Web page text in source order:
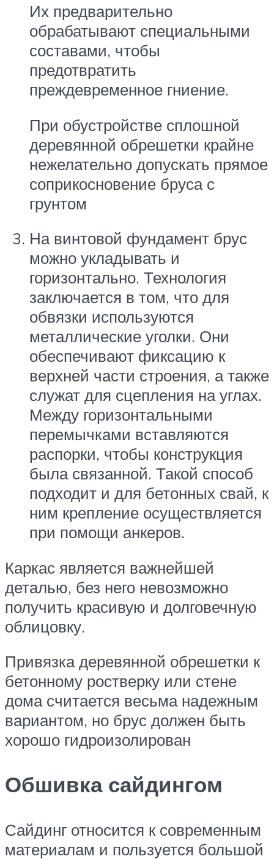
Их предварительно
обрабатывают специальными
составами, чтобы
предотвратить
преждевременное гниение.
При обустройстве сплошной
деревянной обрешетки крайне
нежелательно допускать прямое
соприкосновение бруса с
грунтом
На винтовой фундамент брус
можно укладывать и
горизонтально. Технология
заключается в том, что для
обвязки используются
металлические уголки. Они
обеспечивают фиксацию к
верхней части строения, а также
служат для сцепления на углах.
Между горизонтальными
перемычками вставляются
распорки, чтобы конструкция
была связанной. Такой способ
подходит и для бетонных свай, к
ним крепление осуществляется
при помощи анкеров.
Каркас является важнейшей
деталью, без него невозможно
получить красивую и долговечную
облицовку.
Привязка деревянной обрешетки к
бетонному ростверку или стене
дома считается весьма надежным
вариантом, но брус должен быть
хорошо гидроизолирован
Обшивка сайдингом
Сайдинг относится к современным
материалам и пользуется большой